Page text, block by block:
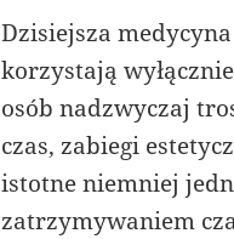
Dzisiejsza
korzystają
osób nadzwyczaj
czas, zabiegi
istotne niemniej
zatrzymywaniem